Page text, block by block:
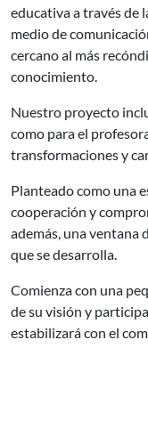
educativa a través de
medio de
cercano al más
conocimiento.
Nuestro proyecto
como para el
transformaciones y
Planteado como una
cooperación y
además, una ventana
que se desarrolla.
Comienza con una
de su visión y
estabilizará con el